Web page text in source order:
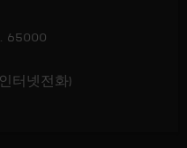
65000
터넷전화)